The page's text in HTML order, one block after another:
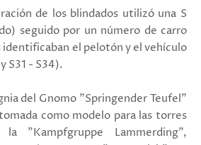
de los blindados utilizó una S
seguido por un número de carro
identificaban el pelotón y el vehículo
S31 - S34).
del Gnomo "Springender Teufel"
como modelo para las torres
"Kampfgruppe Lammerding",